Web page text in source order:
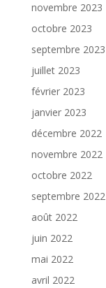
novembre 2023
octobre 2023
septembre 2023
juillet 2023
février 2023
janvier 2023
décembre 2022
novembre 2022
octobre 2022
septembre 2022
août 2022
juin 2022
mai 2022
avril 2022